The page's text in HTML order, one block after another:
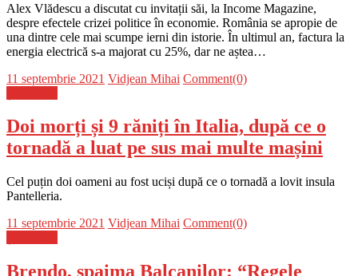
Alex Vlădescu a discutat cu invitații săi, la Income Magazine,
despre efectele crizei politice în economie. România se apropie de
una dintre cele mai scumpe ierni din istorie. În ultimul an, factura la
energia electrică s-a majorat cu 25%, dar ne aștea…
Posted
11 septembrie 2021 Author
Vidjean Mihai Comment(0)
Doi morți și 9 răniți în Italia, după ce o
tornadă a luat pe sus mai multe mașini
Cel puțin doi oameni au fost uciși după ce o tornadă a lovit insula
Pantelleria.
Posted
11 septembrie 2021 Author
Vidjean Mihai Comment(0)
Brendo, spaima Balcanilor: “Regele